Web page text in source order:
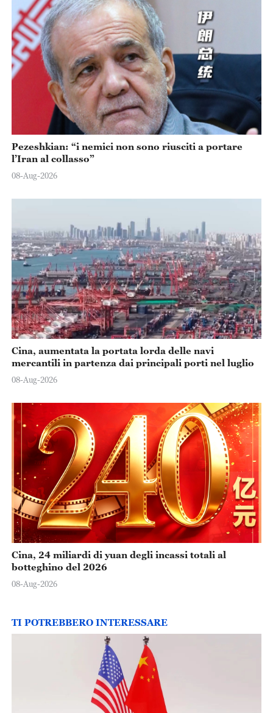
Pezeshkian: “i nemici non sono riusciti a portare
l’Iran al collasso”
08-Aug-2026
Cina, aumentata la portata lorda delle navi
mercantili in partenza dai principali porti nel luglio
08-Aug-2026
Cina, 24 miliardi di yuan degli incassi totali al
botteghino del 2026
08-Aug-2026
TI POTREBBERO INTERESSARE